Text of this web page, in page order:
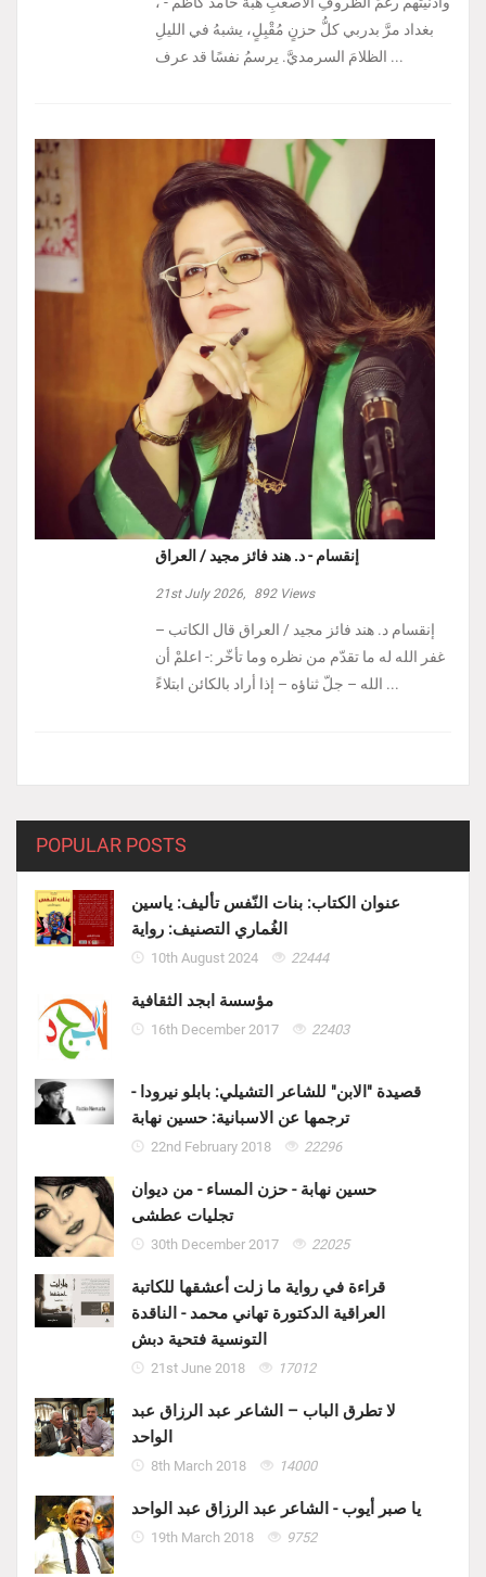
بغداد مرَّ بدربي كلُّ حزنٍ مُقْبِلٍ، يشبهُ في الليلِ
الظلامَ السرمديَّ. يرسمُ نفسًا قد عرف ...
إنقسام - د. هند فائز مجيد / العراق
21st July 2026, 892Views
إنقسام د. هند فائز مجيد / العراق ‏قال الكاتب –
غفر الله له ما تقدّم من نظره وما تأخّر :- ‏اعلمْ أن
الله – جلّ ثناؤه – إذا أراد بالكائن ابتلاءً ...
POPULAR POSTS
عنوان الكتاب: بنات النّفس تأليف: ياسين
الغُماري التصنيف: رواية
10th August 2024 22444
مؤسسة ابجد الثقافية
16th December 2017 22403
قصيدة "الابن" للشاعر التشيلي: بابلو نيرودا -
ترجمها عن الاسبانية: حسين نهابة
22nd February 2018 22296
حسين نهابة - حزن المساء - من ديوان
تجليات عطشى
30th December 2017 22025
قراءة في رواية ما زلت أعشقها للكاتبة
العراقية الدكتورة تهاني محمد - الناقدة
التونسية فتحية دبش
21st June 2018 17012
لا تطرق الباب – الشاعر عبد الرزاق عبد
الواحد
8th March 2018 14000
يا صبر أيوب - الشاعر عبد الرزاق عبد الواحد
19th March 2018 9752